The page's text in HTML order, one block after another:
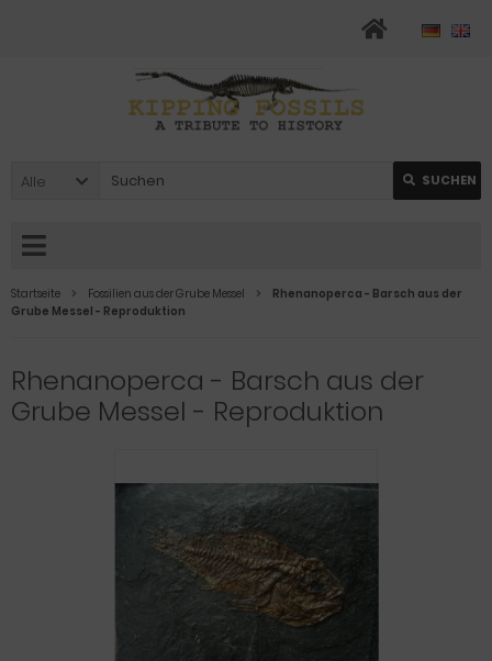
Alle SUCHEN
Startseite Fossilien aus der Grube Messel
Rhenanoperca - Barsch aus der
Grube Messel - Reproduktion
Rhenanoperca - Barsch aus der
Grube Messel - Reproduktion